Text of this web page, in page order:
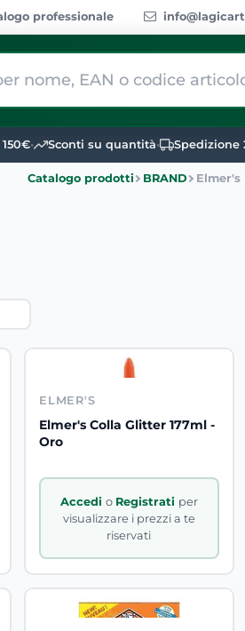
professionale
un filtro aggiorna automaticamente
• Sconti su quantità• Spedizione
Catalogo prodotti BRAND Elmer's
ELMER'S
Elmer's Colla Glitter 177ml -
Oro
Accedi o Registrati per
visualizzare i prezzi a te
riservati